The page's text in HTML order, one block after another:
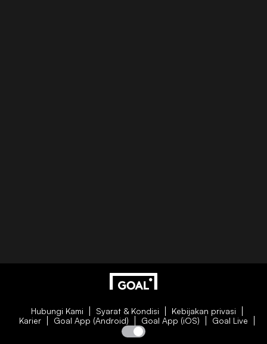
Hubungi Kami Syarat & Kondisi
Kebijakan privasi
Karier
Goal App (Android) Goal App (iOS) Goal Live